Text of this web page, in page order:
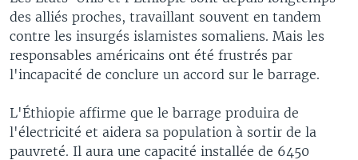
des alliés proches, travaillant souvent en tandem
contre les insurgés islamistes somaliens. Mais les
responsables américains ont été frustrés par
l'incapacité de conclure un accord sur le barrage.
L'Éthiopie affirme que le barrage produira de
l'électricité et aidera sa population à sortir de la
pauvreté. Il aura une capacité installée de 6450